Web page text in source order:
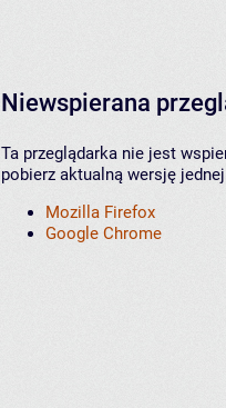
Niewspierana
Ta przeglądarka nie jest
pobierz aktualną wersję
Mozilla Firefox
Google Chrome